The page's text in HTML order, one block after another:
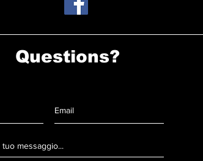
Questions?